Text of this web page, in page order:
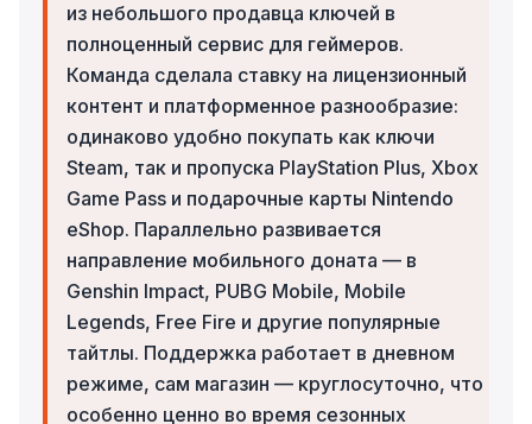
из небольшого продавца ключей в
полноценный сервис для геймеров.
Команда сделала ставку на лицензионный
контент и платформенное разнообразие:
одинаково удобно покупать как ключи
Steam, так и пропуска PlayStation Plus, Xbox
Game Pass и подарочные карты Nintendo
eShop. Параллельно развивается
направление мобильного доната — в
Genshin Impact, PUBG Mobile, Mobile
Legends, Free Fire и другие популярные
тайтлы. Поддержка работает в дневном
режиме, сам магазин — круглосуточно, что
особенно ценно во время сезонных